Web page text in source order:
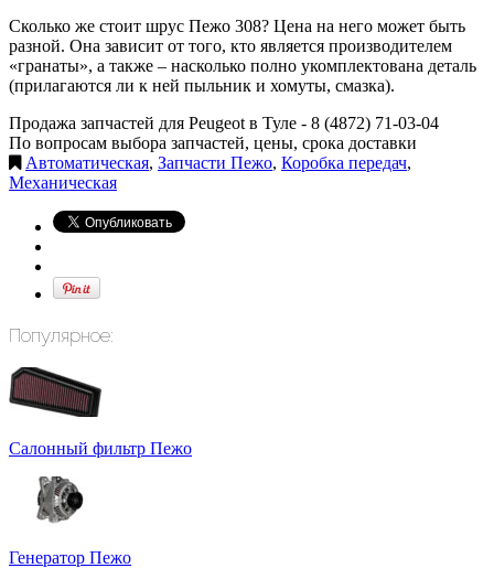
Сколько же стоит шрус Пежо 308? Цена на него может быть
разной. Она зависит от того, кто является производителем
«гранаты», а также – насколько полно укомплектована деталь
(прилагаются ли к ней пыльник и хомуты, смазка).
Продажа запчастей для Peugeot в Туле - 8 (4872) 71-03-04
По вопросам выбора запчастей, цены, срока доставки
Автоматическая, Запчасти Пежо, Коробка передач,
Механическая
Популярное:
Cалонный фильтр Пежо
Генератор Пежо